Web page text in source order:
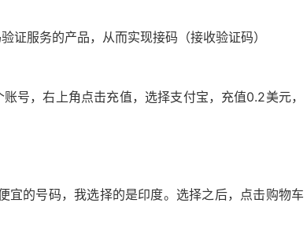
证服务的产品，从而实现接码（接收验证码）
号，右上角点击充值，选择支付宝，充值0.2美元，
宜的号码，我选择的是印度。选择之后，点击购物车